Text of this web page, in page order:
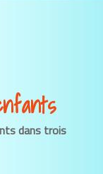
dans trois